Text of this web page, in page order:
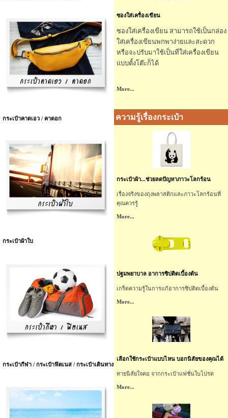
กระเป๋าคาดเอว / คาดอก
กระเป๋าผ้าใบ
กระเป๋ากีฬา / กระเป๋าฟิตเนส / กระเป๋าเดินทาง
ซองใส่เครื่องเขียน
ซองใส่เครื่องเขียน สามารถใช้เป็นกล่อง
ใส่เครื่องเขียนพกพาง่ายและสะดวก
หรือจะปรับมาใช้เป็นที่ใส่เครื่องเขียน
แบบตั้งโต๊ะก็ได้
More...
ความรู้เรื่องกระเป๋า
กระเป๋าผ้า...ช่วยลดปัญหาภาวะโลกร้อน
เรื่องจริงของถุงพลาสติกและภาวะโลกร้อนที่
คุณควรรู้
More...
ปฐมพยาบาล อาการซิปติดเบื้องต้น
เกร็ดความรู้ในการแก้อาการซิปติดเบื้องต้น
More...
เลือกใช้กระเป๋าแบบไหน บอกนิสัยของคุณได้
ทายนิสัยใจคอ จากกระเป๋าแฟชั่นใบโปรด
More...